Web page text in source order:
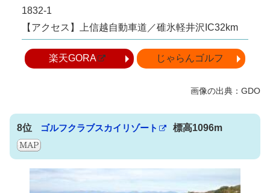
1832-1
【アクセス】上信越自動車道／碓氷軽井沢IC32km
楽天GORA じゃらんゴルフ
8位 ゴルフクラブスカイリゾート 標高1096m